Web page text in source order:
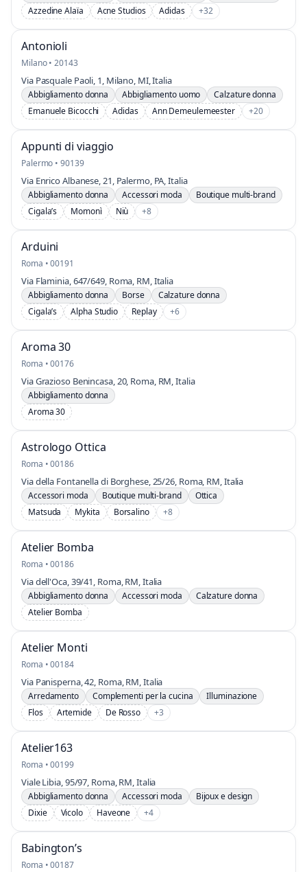
Azzedine Alaïa
Acne Studios Adidas +32
Antonioli
Milano • 20143
Via Pasquale Paoli, 1, Milano, MI, Italia
Abbigliamento donna Abbigliamento uomo
Calzature donna
Emanuele Bicocchi
Adidas Ann Demeulemeester +20
Appunti di viaggio
Palermo • 90139
Via Enrico Albanese, 21, Palermo, PA, Italia
Abbigliamento donna Accessori moda
Boutique multi-brand
Cigala’s
Momonì Niù +8
Arduini
Roma • 00191
Via Flaminia, 647/649, Roma, RM, Italia
Abbigliamento donna Borse
Calzature donna
Cigala’s
Alpha Studio Replay +6
Aroma 30
Roma • 00176
Via Grazioso Benincasa, 20, Roma, RM, Italia
Abbigliamento donna
Aroma 30
Astrologo Ottica
Roma • 00186
Via della Fontanella di Borghese, 25/26, Roma, RM, Italia
Accessori moda Boutique multi-brand
Ottica
Matsuda
Mykita Borsalino +8
Atelier Bomba
Roma • 00186
Via dell'Oca, 39/41, Roma, RM, Italia
Abbigliamento donna Accessori moda
Calzature donna
Atelier Bomba
Atelier Monti
Roma • 00184
Via Panisperna, 42, Roma, RM, Italia
Arredamento Complementi per la cucina
Illuminazione
Flos
Artemide De Rosso +3
Atelier163
Roma • 00199
Viale Libia, 95/97, Roma, RM, Italia
Abbigliamento donna Accessori moda
Bijoux e design
Dixie
Vicolo Haveone +4
Babington’s
Roma • 00187